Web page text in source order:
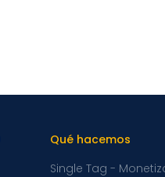
Qué hacemos
Single Tag -